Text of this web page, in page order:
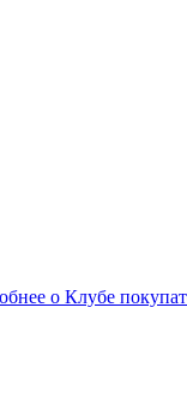
о Клубе